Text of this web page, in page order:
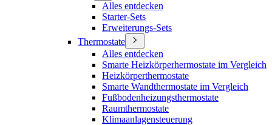
Alles entdecken
Starter-Sets
Erweiterungs-Sets
Thermostate
Alles entdecken
Smarte Heizkörperhermostate im Vergleich
Heizkörperthermostate
Smarte Wandthermostate im Vergleich
Fußbodenheizungsthermostate
Raumthermostate
Klimaanlagensteuerung